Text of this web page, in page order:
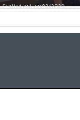
SEDUTA DEL 17/02/2020